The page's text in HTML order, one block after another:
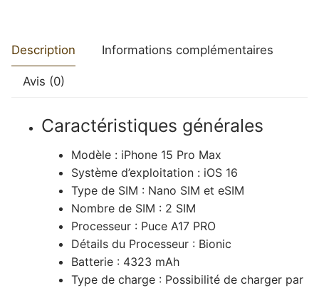
Description Informations complémentaires
Avis (0)
Caractéristiques générales
Modèle :iPhone 15 Pro Max
Système d’exploitation :iOS 16
Type de SIM :Nano SIM et eSIM
Nombre de SIM :2 SIM
Processeur :Puce A17 PRO
Détails du Processeur :Bionic
Batterie :4323 mAh
Type de charge :Possibilité de charger par